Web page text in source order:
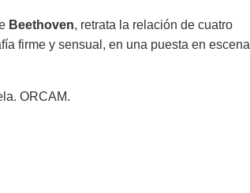
Beethoven, retrata la relación de cuatro
firme y sensual, en una puesta en escena
ORCAM.